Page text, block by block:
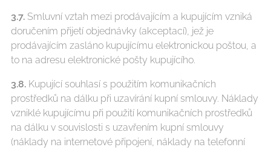
3.7. Smluvní vztah mezi prodávajícím a kupujícím vzniká
doručením přijetí objednávky (akceptací), jež je
prodávajícím zasláno kupujícímu elektronickou poštou, a
to na adresu elektronické pošty kupujícího.
3.8. Kupující souhlasí s použitím komunikačních
prostředků na dálku při uzavírání kupní smlouvy. Náklady
vzniklé kupujícímu při použití komunikačních prostředků
na dálku v souvislosti s uzavřením kupní smlouvy
(náklady na internetové připojení, náklady na telefonní